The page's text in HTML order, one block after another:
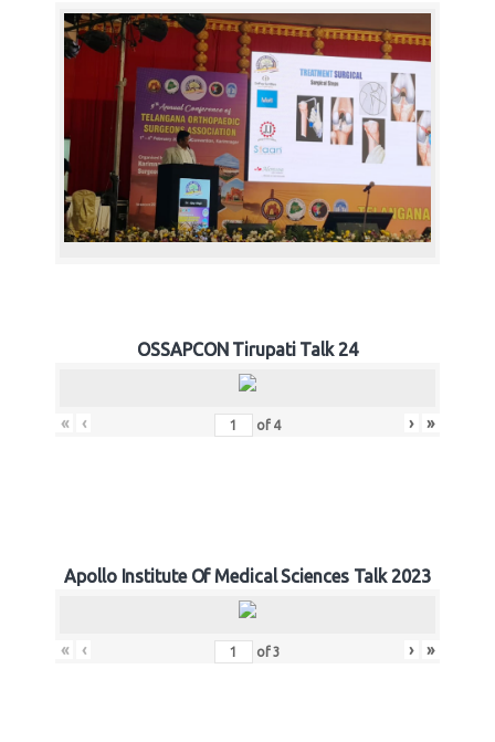
OSSAPCON Tirupati Talk 24
« ‹ of 4 › »
Apollo Institute Of Medical Sciences Talk 2023
« ‹ of3 › »